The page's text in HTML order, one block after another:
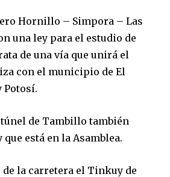
Hornillo – Simpora – Las
una ley para el estudio de
de una vía que unirá el
con el municipio de El
Potosí.
de Tambillo también
está en la Asamblea.
la carretera el Tinkuy de